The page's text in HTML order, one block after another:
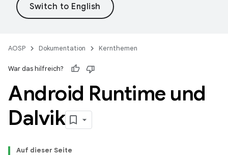
AOSP Dokumentation Kernthemen
War das hilfreich?
Android Runtime und
Dalvik
Auf dieser Seite